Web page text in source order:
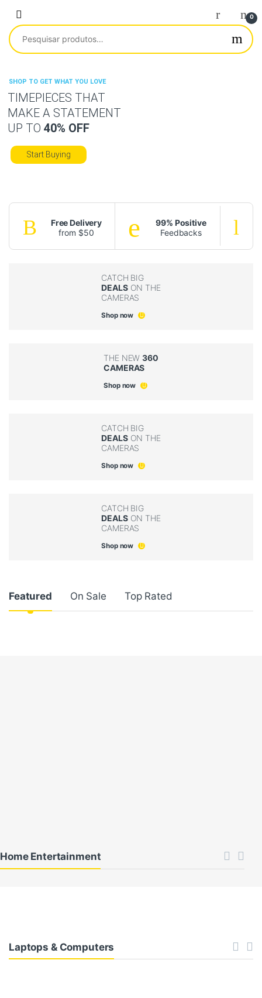
0
Pesquisar por:
TIMEPIECES THAT
MAKE A STATEMENT
UP TO 40% OFF
Start Buying
SHOP TO GET WHAT YOU LOVE
Free Delivery
from $50
99% Positive
Feedbacks
CATCH BIG
DEALSON THE
CAMERAS
Shop now
THE NEW360
CAMERAS
Shop now
CATCH BIG
DEALSON THE
CAMERAS
Shop now
CATCH BIG
DEALSON THE
CAMERAS
Shop now
P
o
l
Featured On Sale Top Rated
Home Entertainment
Laptops & Computers